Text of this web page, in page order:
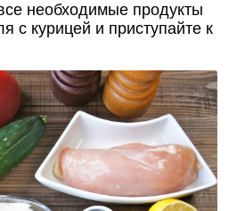
необходимые продукты
с курицей и приступайте к